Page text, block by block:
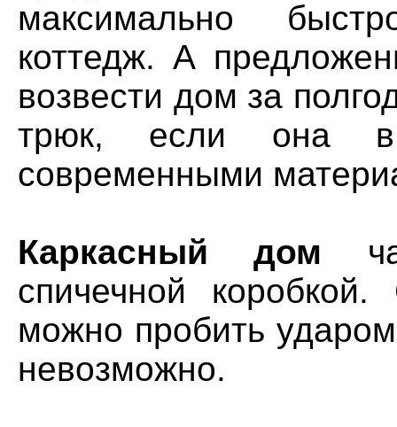
максимально
коттедж. А
возвести дом за
трюк, если она в
современными
Каркасный дом
спичечной
можно пробить
невозможно.